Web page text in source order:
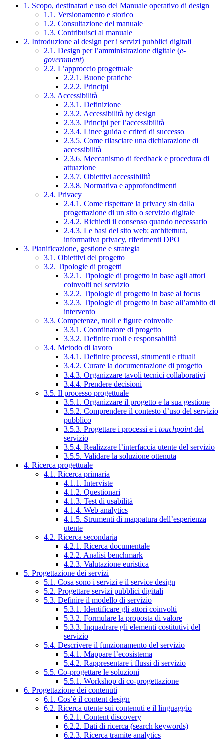
1. Scopo, destinatari e uso del Manuale operativo di design
1.1. Versionamento e storico
1.2. Consultazione del manuale
1.3. Contribuisci al manuale
2. Introduzione al design per i servizi pubblici digitali
2.1. Design per l’amministrazione digitale (e-
government)
2.2. L’approccio progettuale
2.2.1. Buone pratiche
2.2.2. Principi
2.3. Accessibilità
2.3.1. Definizione
2.3.2. Accessibilità by design
2.3.3. Principi per l’accessibilità
2.3.4. Linee guida e criteri di successo
2.3.5. Come rilasciare una dichiarazione di
accessibilità
2.3.6. Meccanismo di feedback e procedura di
attuazione
2.3.7. Obiettivi accessibilità
2.3.8. Normativa e approfondimenti
2.4. Privacy
2.4.1. Come rispettare la privacy sin dalla
progettazione di un sito o servizio digitale
2.4.2. Richiedi il consenso quando necessario
2.4.3. Le basi del sito web: architettura,
informativa privacy, riferimenti DPO
3. Pianificazione, gestione e strategia
3.1. Obiettivi del progetto
3.2. Tipologie di progetti
3.2.1. Tipologie di progetto in base agli attori
coinvolti nel servizio
3.2.2. Tipologie di progetto in base al focus
3.2.3. Tipologie di progetto in base all’ambito di
intervento
3.3. Competenze, ruoli e figure coinvolte
3.3.1. Coordinatore di progetto
3.3.2. Definire ruoli e responsabilità
3.4. Metodo di lavoro
3.4.1. Definire processi, strumenti e rituali
3.4.2. Curare la documentazione di progetto
3.4.3. Organizzare tavoli tecnici collaborativi
3.4.4. Prendere decisioni
3.5. Il processo progettuale
3.5.1. Organizzare il progetto e la sua gestione
3.5.2. Comprendere il contesto d’uso del servizio
pubblico
3.5.3. Progettare i processi e i touchpointdel
servizio
3.5.4. Realizzare l’interfaccia utente del servizio
3.5.5. Validare la soluzione ottenuta
4. Ricerca progettuale
4.1. Ricerca primaria
4.1.1. Interviste
4.1.2. Questionari
4.1.3. Test di usabilità
4.1.4. Web analytics
4.1.5. Strumenti di mappatura dell’esperienza
utente
4.2. Ricerca secondaria
4.2.1. Ricerca documentale
4.2.2. Analisi benchmark
4.2.3. Valutazione euristica
5. Progettazione dei servizi
5.1. Cosa sono i servizi e il service design
5.2. Progettare servizi pubblici digitali
5.3. Definire il modello di servizio
5.3.1. Identificare gli attori coinvolti
5.3.2. Formulare la proposta di valore
5.3.3. Inquadrare gli elementi costitutivi del
servizio
5.4. Descrivere il funzionamento del servizio
5.4.1. Mappare l’ecosistema
5.4.2. Rappresentare i flussi di servizio
5.5. Co-progettare le soluzioni
5.5.1. Workshop di co-progettazione
6. Progettazione dei contenuti
6.1. Cos’è il content design
6.2. Ricerca utente sui contenuti e il linguaggio
6.2.1. Content discovery
6.2.2. Dati di ricerca (search keywords)
6.2.3. Ricerca tramite analytics